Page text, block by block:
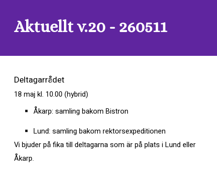
Aktuellt v.20 - 260511
Deltagarrådet
18 maj kl. 10.00 (hybrid)
Åkarp: samling bakom Bistron
Lund: samling bakom rektorsexpeditionen
Vi bjuder på fika till deltagarna som är på plats i Lund eller
Åkarp.